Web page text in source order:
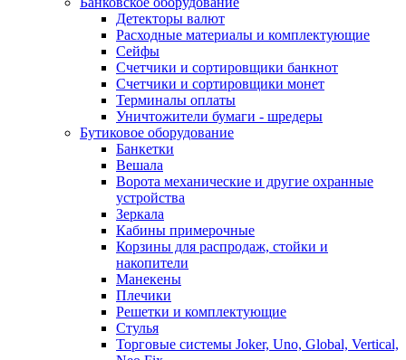
Детекторы валют
Расходные материалы и комплектующие
Сейфы
Счетчики и сортировщики банкнот
Счетчики и сортировщики монет
Терминалы оплаты
Уничтожители бумаги - шредеры
Бутиковое оборудование
Банкетки
Вешала
Ворота механические и другие охранные
устройства
Зеркала
Кабины примерочные
Корзины для распродаж, стойки и
накопители
Манекены
Плечики
Решетки и комплектующие
Стулья
Торговые системы Joker, Uno, Global, Vertical,